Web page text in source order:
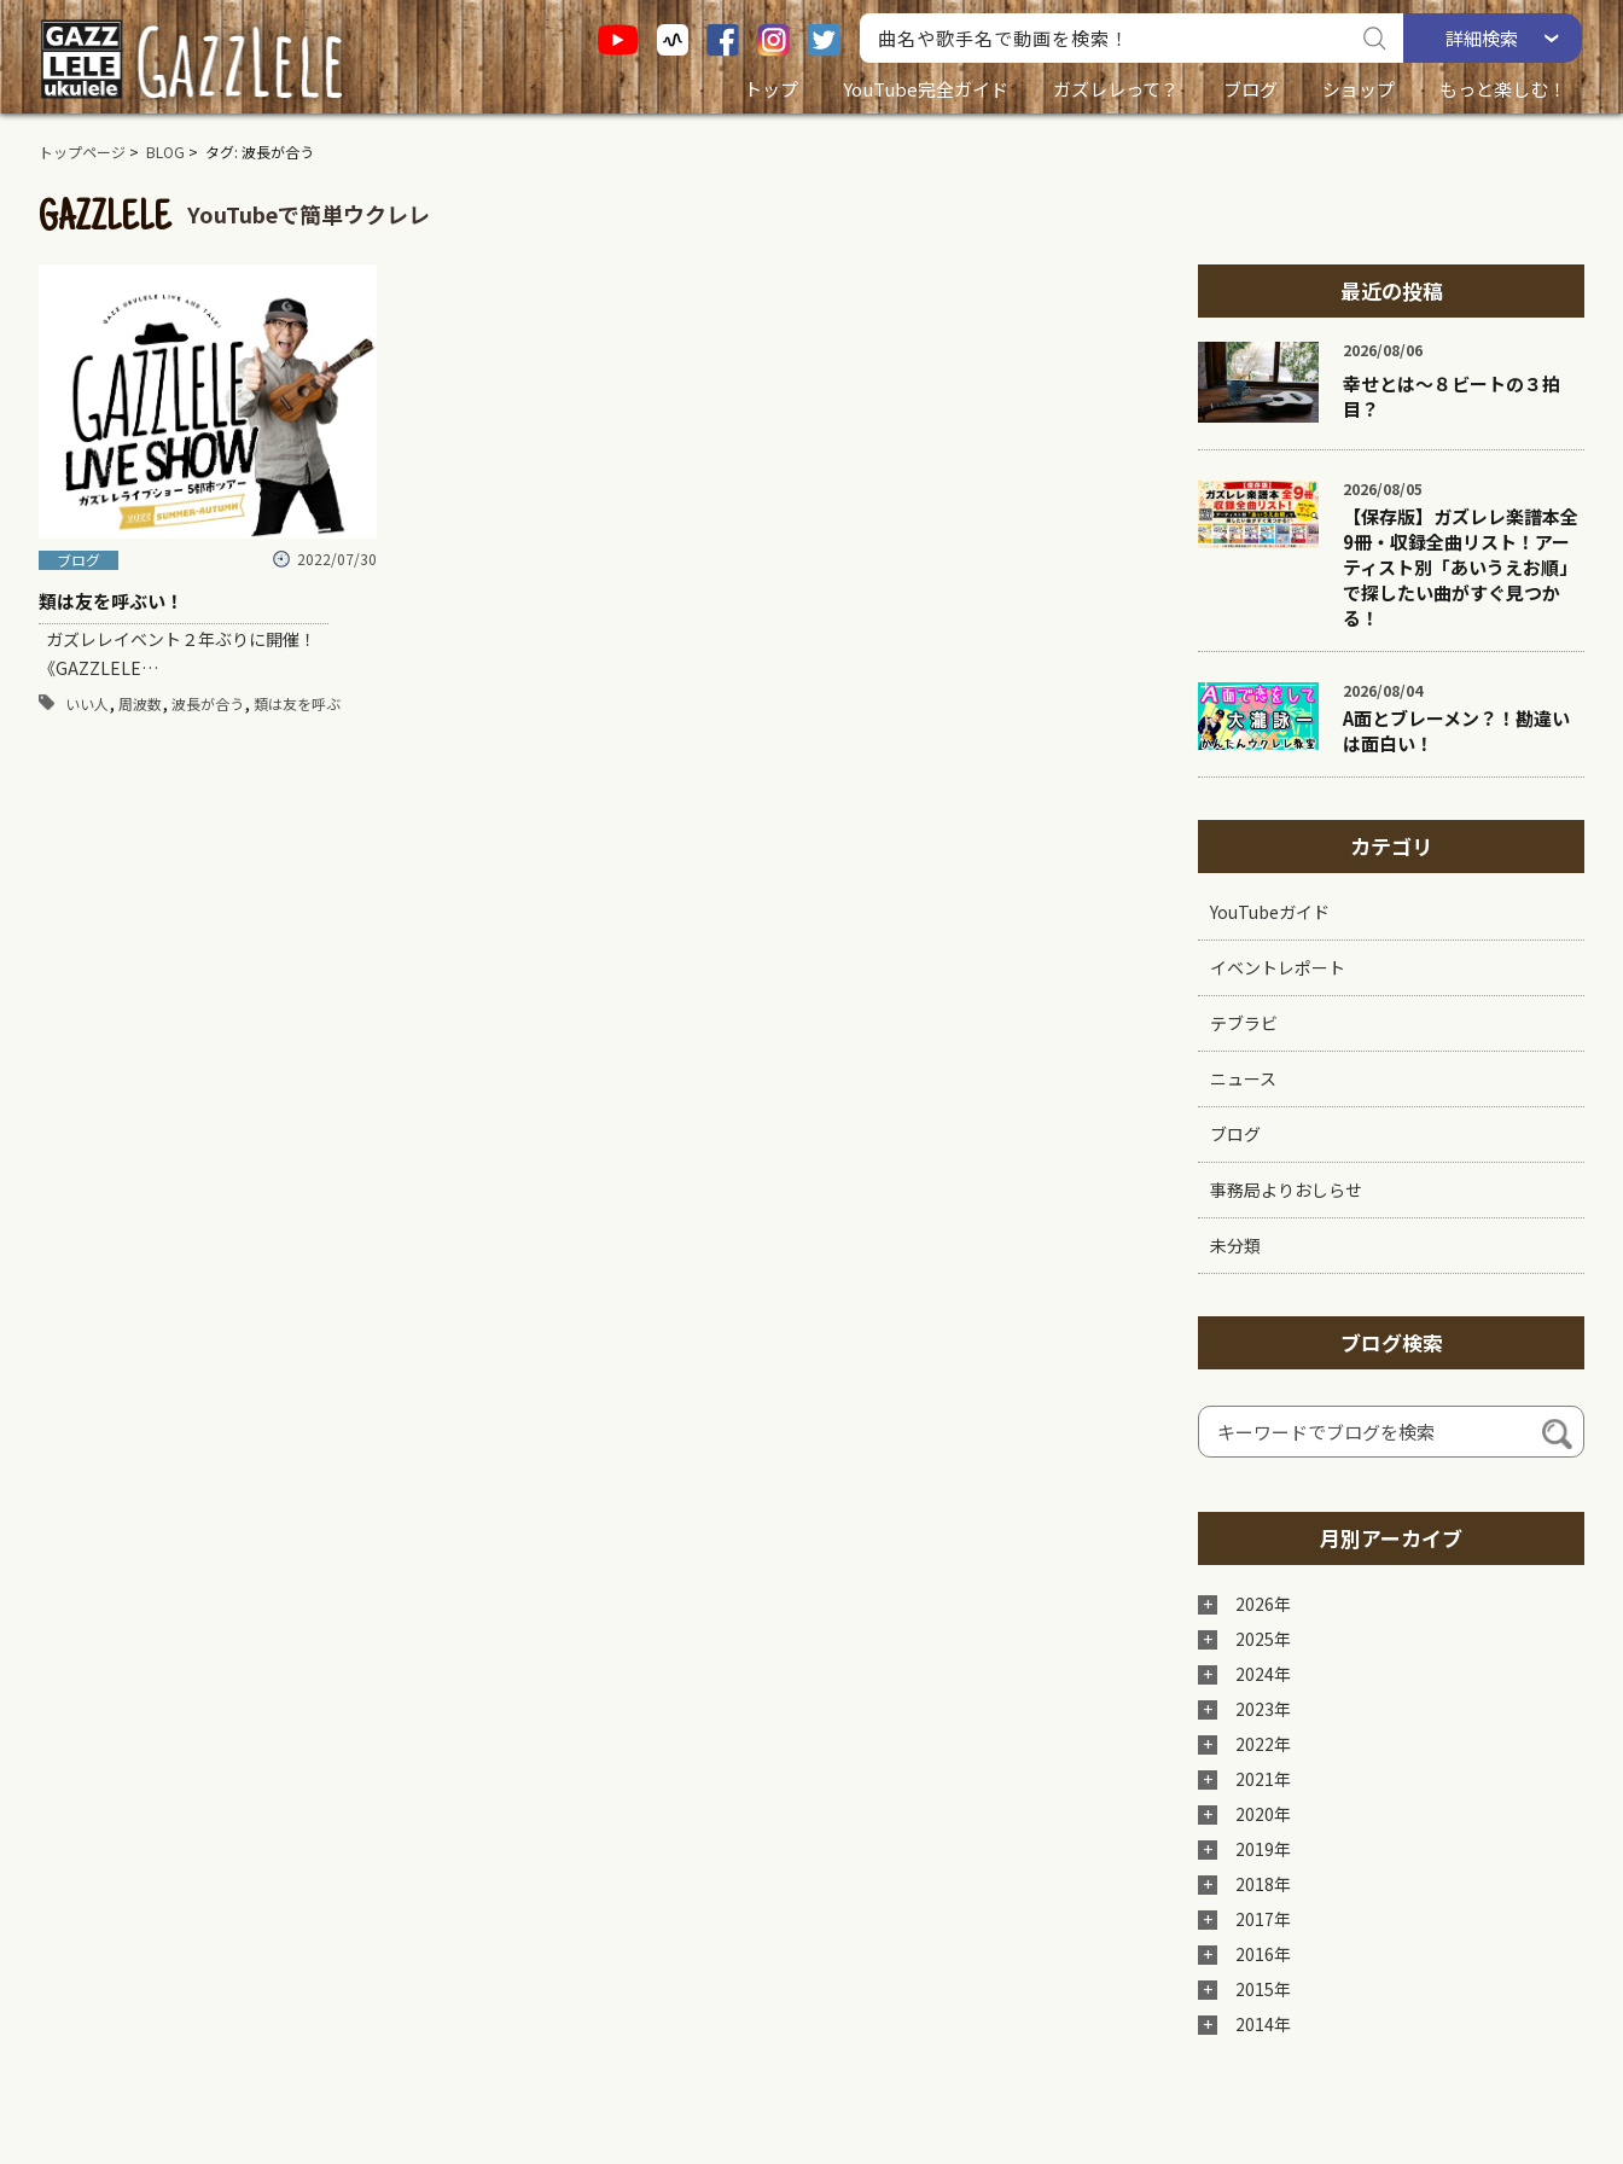
詳細検索
トップ
YouTube完全ガイド ガズレレって？ ブログ ショップ もっと楽しむ！
トップページ > BLOG > タグ: 波長が合う
GAZZLELE YouTubeで簡単ウクレレ
ブログ 2022/07/30
類は友を呼ぶい！
ガズレレイベント２年ぶりに開催！
《GAZZLELE…
いい人 , 周波数, 波長が合う , 類は友を呼ぶ
最近の投稿
2026/08/06
幸せとは〜８ビートの３拍
目？
2026/08/05
【保存版】ガズレレ楽譜本全
9冊・収録全曲リスト！アー
ティスト別「あいうえお順」
で探したい曲がすぐ見つか
る！
2026/08/04
A面とブレーメン？！勘違い
は面白い！
カテゴリ
YouTubeガイド
イベントレポート
テブラビ
ニュース
ブログ
事務局よりおしらせ
未分類
ブログ検索
月別アーカイブ
2026年
2025年
2024年
2023年
2022年
2021年
2020年
2019年
2018年
2017年
2016年
2015年
2014年